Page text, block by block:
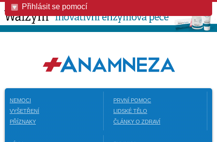
Přihlásit se pomocí
NEMOCI
VYŠETŘENÍ
PŘÍZNAKY
PRVNÍ POMOC
LIDSKÉ TĚLO
ČLÁNKY O ZDRAVÍ